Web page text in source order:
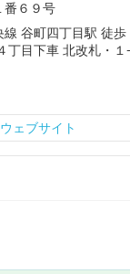
番６９号
谷町四丁目駅 徒
丁目下車 北改札・
ェブサイト